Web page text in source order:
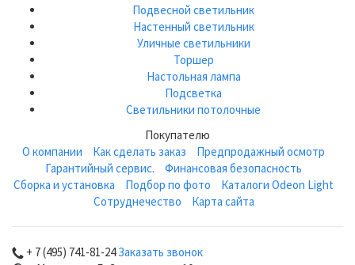
Подвесной светильник
Настенный светильник
Уличные светильники
Торшер
Настольная лампа
Подсветка
Светильники потолочные
Покупателю
О компании
Как сделать заказ
Предпродажный осмотр
Гарантийный сервис.
Финансовая безопасность
Сборка и установка
Подбор по фото
Каталоги Odeon Light
Сотруднечество
Карта сайта
+ 7 (495) 741-81-24Заказать звонок